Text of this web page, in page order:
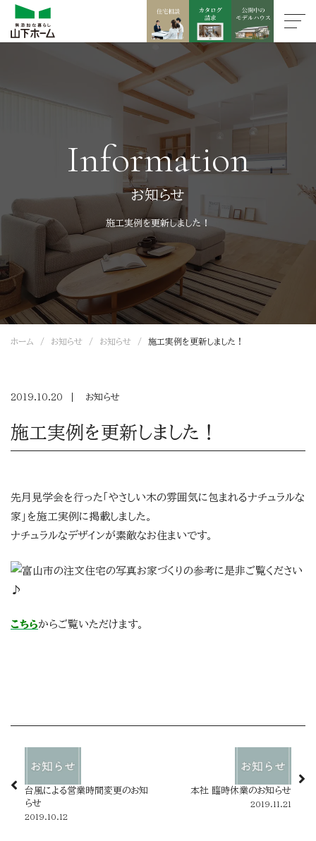
Information
お知らせ
施工実例を更新しました！
ホーム お知らせ お知らせ 施工実例を更新しました！
2019.10.20 お知らせ
施工実例を更新しました！
先月見学会を行った「やさしい木の雰囲気に包まれるナチュラルな
家」を施工実例に掲載しました。
ナチュラルなデザインが素敵なお住まいです。
お家づくりの参考に是非ご覧ください
♪
こちらからご覧いただけます。
台風による営業時間変更のお知
らせ
2019.10.12
本社 臨時休業のお知らせ
2019.11.21